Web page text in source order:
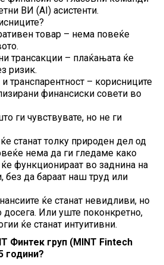
ВИ (AI) асистенти.
товар – нема повеќе
трансакции – плаќањата ќе
ризик.
транспарентност – корисниците
финансиски совети во
ги чувствувате, но не ги
станат толку природен дел од
нема да ги гледаме како
ќе функционираат во заднина на
без да бараат наш труд или
ќе станат невидливи, но
Или уште поконкретно,
ќе станат интуитивни.
Финтек груп (MINT Fintech
години?